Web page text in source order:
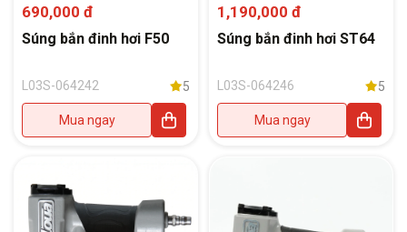
690,000 đ
Súng bắn đinh hơi F50
L03S-064242 5
Mua ngay
1,190,000 đ
Súng bắn đinh hơi ST64
L03S-064246 5
Mua ngay